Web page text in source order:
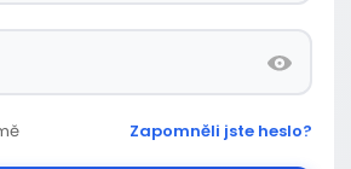
Zapomněli jste heslo?